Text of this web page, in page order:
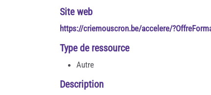
Site web
https://criemouscron.be/accelere/
Type de ressource
Autre
Description